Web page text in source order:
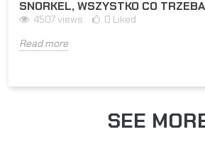
SNORKEL, WSZYSTKO CO
4507views 0 Liked
Read more
SEE